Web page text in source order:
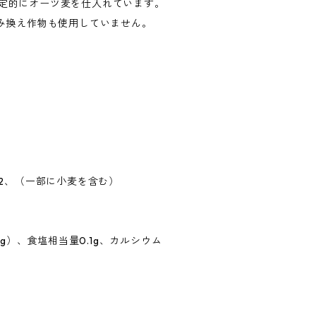
にオーツ麦を仕入れています。
え作物も使用していません。
（一部に小麦を含む）
、食塩相当量0.1g、カルシウム